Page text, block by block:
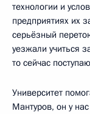
технологии и
предприятиях их
серьёзный
уезжали учиться
то сейчас
Университет
Мантуров, он у